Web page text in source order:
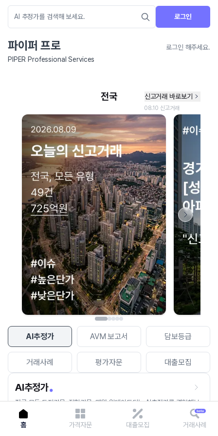
로그인
파이퍼 프로
로그인 해주세요.
PIPER Professional Services
AI추정가 AVM 보고서 담보등급
거래사례 평가자문 대출모집
AI추정가
전국 모든 토지건물, 집합건물, 매월 업데이트되는 AI추정가를 경험해보
세요.
네이버 지도 연결 안내
현재 네이버 지도 연결이 원활하지 않아 지도를 불러올 수 없습니다.
이용에 불편을 드려 죄송합니다.
다시 시도
홈 가격자문 대출모집 거래사례